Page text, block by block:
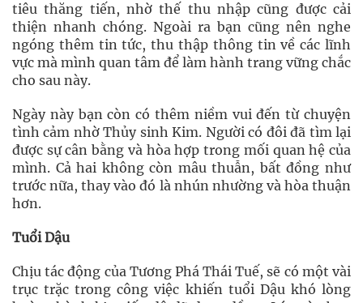
tiêu thăng tiến, nhờ thế thu nhập cũng được cải
thiện nhanh chóng. Ngoài ra bạn cũng nên nghe
ngóng thêm tin tức, thu thập thông tin về các lĩnh
vực mà mình quan tâm để làm hành trang vững chắc
cho sau này.
Ngày này bạn còn có thêm niềm vui đến từ chuyện
tình cảm nhờ Thủy sinh Kim. Người có đôi đã tìm lại
được sự cân bằng và hòa hợp trong mối quan hệ của
mình. Cả hai không còn mâu thuẫn, bất đồng như
trước nữa, thay vào đó là nhún nhường và hòa thuận
hơn.
Tuổi Dậu
Chịu tác động của Tương Phá Thái Tuế, sẽ có một vài
trục trặc trong công việc khiến tuổi Dậu khó lòng